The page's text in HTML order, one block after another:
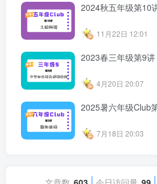
2024秋五年级第10
11月22日 12:01
2023春三年级第9
4月20日 20:07
2025暑六年级Club
7月18日 20:03